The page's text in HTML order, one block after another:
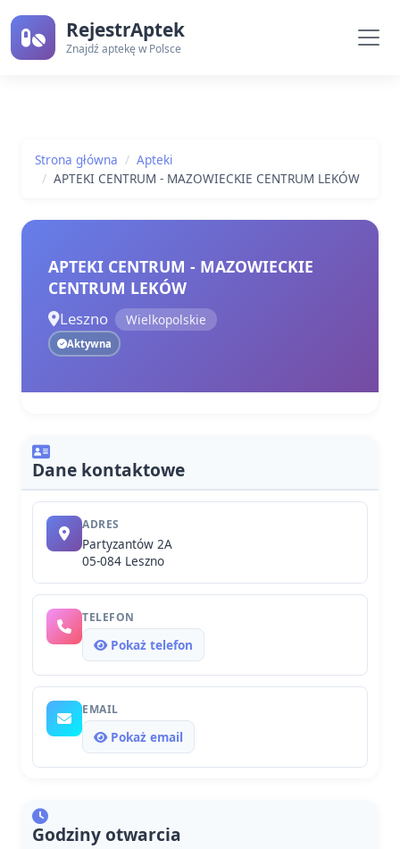
RejestrAptek
Znajdź aptekę w Polsce
Strona główna
Apteki
APTEKI CENTRUM - MAZOWIECKIE CENTRUM LEKÓW
APTEKI CENTRUM - MAZOWIECKIE
CENTRUM LEKÓW
Leszno Wielkopolskie
Aktywna
Dane kontaktowe
ADRES
Partyzantów 2A
05-084 Leszno
TELEFON
Pokaż telefon
EMAIL
Pokaż email
Godziny otwarcia